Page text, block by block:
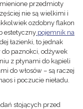
przedmioty
nie są wielkimi i
ozdobny flakon
estetyczny pojemnik na
łazienki, to jednak
paznokci, odżywek
z płynami do kąpieli
do włosów – są raczej
i poczucie nieładu.
stojących przed